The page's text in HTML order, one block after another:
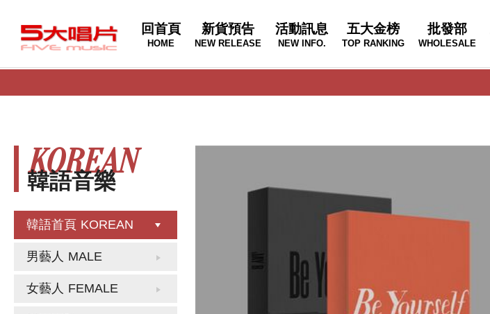
回首頁
HOME
新貨預告
NEW RELEASE
活動訊息
NEW INFO.
五大金榜
TOP RANKING
批發部
WHOLESALE
韓語音樂
KOREAN
韓語首頁 KOREAN
男藝人 MALE
女藝人 FEMALE